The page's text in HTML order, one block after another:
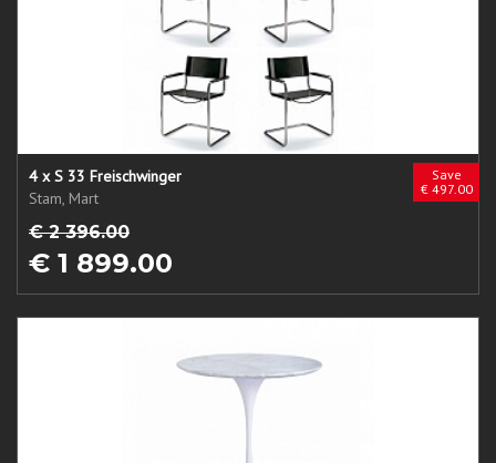
Save
€ 497.00
4 x S 33 Freischwinger
Stam, Mart
€ 2 396.00
€ 1 899.00